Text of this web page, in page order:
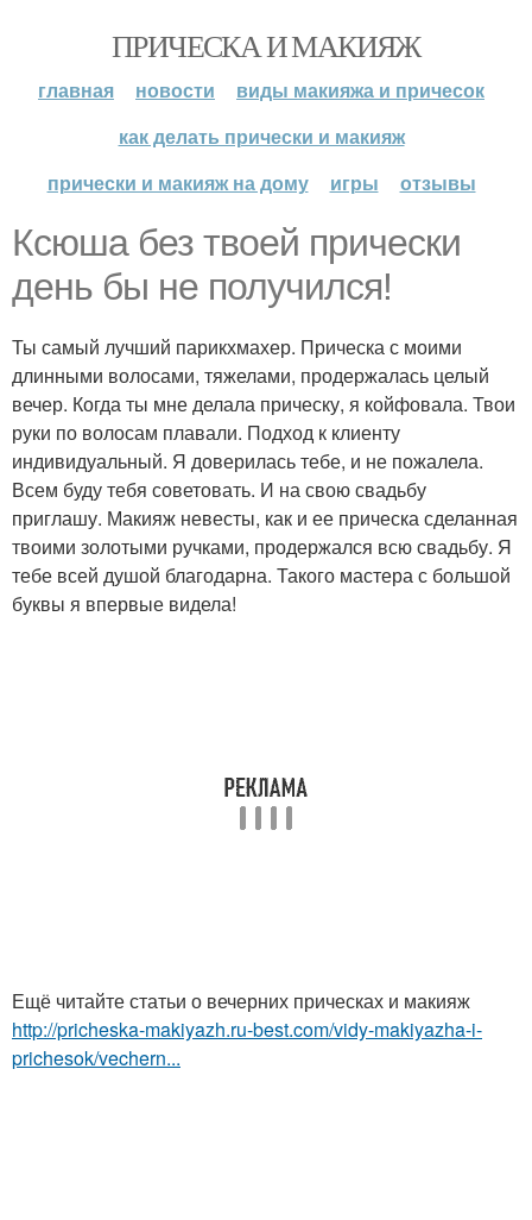
ПРИЧЕСКА И МАКИЯЖ
главная новости
виды макияжа и причесок
как делать прически и макияж
прически и макияж на дому
игры отзывы
Ксюша без твоей прически
день бы не получился!
Ты самый лучший парикхмахер. Прическа с моими
длинными волосами, тяжелами, продержалась целый
вечер. Когда ты мне делала прическу, я койфовала. Твои
руки по волосам плавали. Подход к клиенту
индивидуальный. Я доверилась тебе, и не пожалела.
Всем буду тебя советовать. И на свою свадьбу
приглашу. Макияж невесты, как и ее прическа сделанная
твоими золотыми ручками, продержался всю свадьбу. Я
тебе всей душой благодарна. Такого мастера с большой
буквы я впервые видела!
Ещё читайте статьи о вечерних прическах и макияж
http://pricheska-makiyazh.ru-best.com/vidy-makiyazha-i-
prichesok/vechern...